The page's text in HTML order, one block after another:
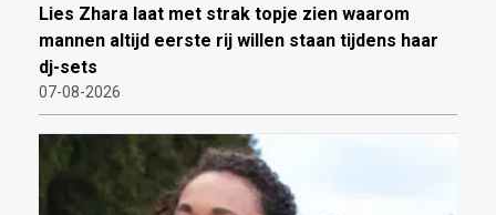
Lies Zhara laat met strak topje zien waarom
mannen altijd eerste rij willen staan tijdens haar
dj-sets
07-08-2026